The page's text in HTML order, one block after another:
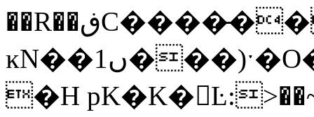
��R��ڧC����̵�����G��TA��Q8M�ު��
ĸN��ں1���)ˑ�O��~��ys�T��%R�
�H